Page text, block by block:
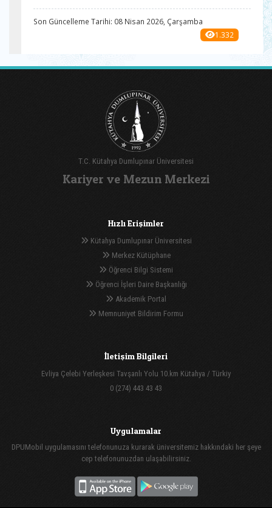
Son Güncelleme Tarihi: 08 Nisan 2026, Çarşamba
1.332
T.C. Kütahya Dumlupınar Üniversitesi
Kariyer ve Mezun Merkezi
Hızlı Erişimler
Kütahya Dumlupınar Üniversitesi
Merkez Kütüphane
Öğrenci Bilgi Sistemi
Öğrenci İşleri Daire Başkanlığı
Akademik Portal
Memnuniyet Bildirim Formu
İletişim Bilgileri
Evliya Çelebi Yerleşkesi Tavşanlı Yolu 10.km Kütahya / Türkiy
0 (274) 443 43 43
Uygulamalar
DPUMobil uygulamasını telefonunuza kurarak üniversitemiz hakkındaki her şeye
cep telefonunuzdan ulaşabilirsiniz.